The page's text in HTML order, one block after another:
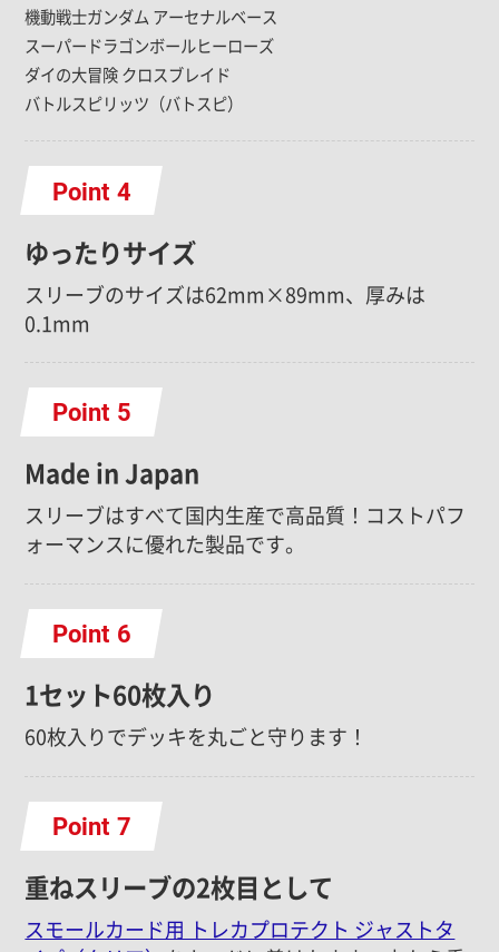
機動戦士ガンダム アーセナルベース
スーパードラゴンボールヒーローズ
ダイの大冒険 クロスブレイド
バトルスピリッツ（バトスピ）
Point
ゆったりサイズ
スリーブのサイズは62mm×89mm、厚みは
0.1mm
Point
Made in Japan
スリーブはすべて国内生産で高品質！コストパフ
ォーマンスに優れた製品です。
Point
1セット60枚入り
60枚入りでデッキを丸ごと守ります！
Point
重ねスリーブの2枚目として
スモールカード用 トレカプロテクト ジャストタ